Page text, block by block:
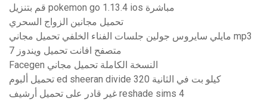
قم بتنزيل pokemon go 1.13.4 ios مباشرة
تحميل مجانين الزواج السحري
مايلي سايروس جولين جلسات الفناء الخلفي تحميل مجاني mp3
متصفح افانت تحميل ويندوز 7
Facegen النسخة الكاملة تحميل مجاني
تحميل ألبوم ed sheeran divide 320 كيلو بت في الثانية
غير قادر على تحميل أرشيف reshade sims 4